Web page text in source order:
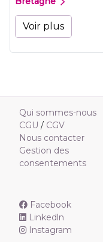
Voir plus
Qui sommes-nous
CGU / CGV
Nous contacter
Gestion des
consentements
Facebook
Linkedln
Instagram